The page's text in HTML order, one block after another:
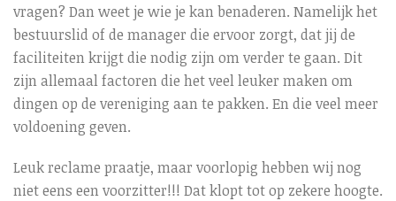
vragen? Dan weet je wie je kan benaderen. Namelijk het
bestuurslid of de manager die ervoor zorgt, dat jij de
faciliteiten krijgt die nodig zijn om verder te gaan. Dit
zijn allemaal factoren die het veel leuker maken om
dingen op de vereniging aan te pakken. En die veel meer
voldoening geven.
Leuk reclame praatje, maar voorlopig hebben wij nog
niet eens een voorzitter!!! Dat klopt tot op zekere hoogte.